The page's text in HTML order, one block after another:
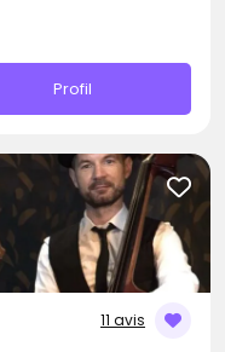
Profil
11 avis